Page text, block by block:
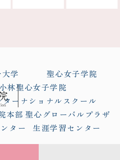
学
聖心女子学院
小林聖心女子学院
ターナショナルスクール
本部 聖心グローバルプラザ
ター
生涯学習センター